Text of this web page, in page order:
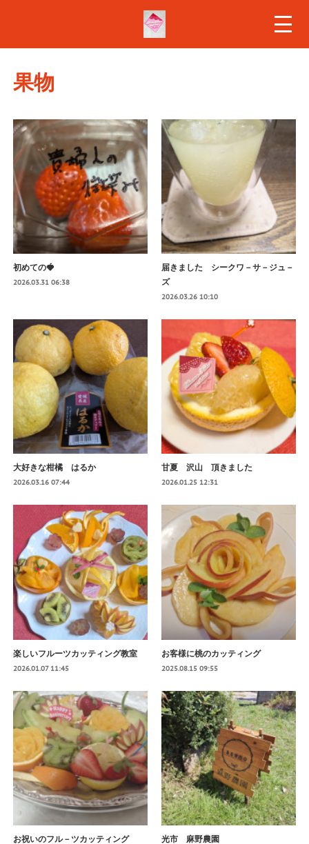
果物
初めての🍓
2026.03.31 06:38
届きました シークワ－サ－ジュ－
ズ
2026.03.26 10:10
大好きな柑橘 はるか
2026.03.16 07:44
甘夏 沢山 頂きました
2026.01.25 12:31
楽しいフルーツカッティング教室
2026.01.07 11:45
お客様に桃のカッティング
2025.08.15 09:55
お祝いのフル－ツカッティング 光市 麻野農園